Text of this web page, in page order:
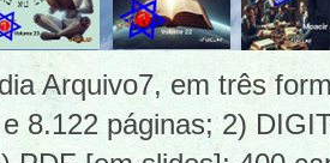
Arquivo7, em três
8.122 páginas; 2)